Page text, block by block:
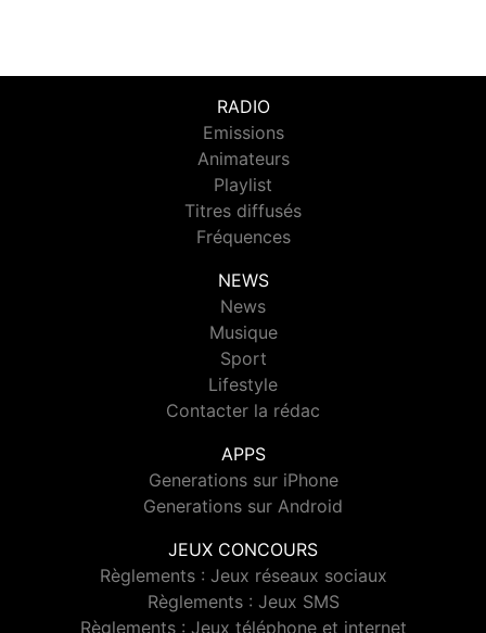
RADIO
Emissions
Animateurs
Playlist
Titres diffusés
Fréquences
NEWS
News
Musique
Sport
Lifestyle
Contacter la rédac
APPS
Generations sur iPhone
Generations sur Android
JEUX CONCOURS
Règlements : Jeux réseaux sociaux
Règlements : Jeux SMS
Règlements : Jeux téléphone et internet